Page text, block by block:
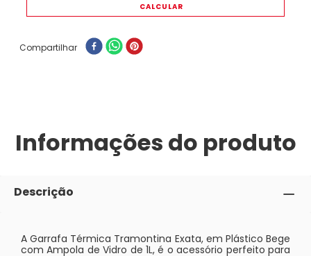
Compartilhar
Informações do produto
Descrição
A Garrafa Térmica Tramontina Exata, em Plástico Bege
com Ampola de Vidro de 1L, é o acessório perfeito para